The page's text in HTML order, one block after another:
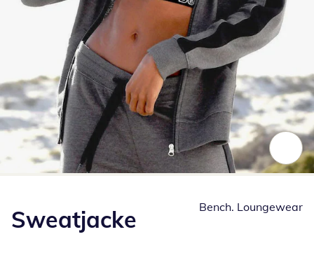
Sweatjacke Bench. Loungewear